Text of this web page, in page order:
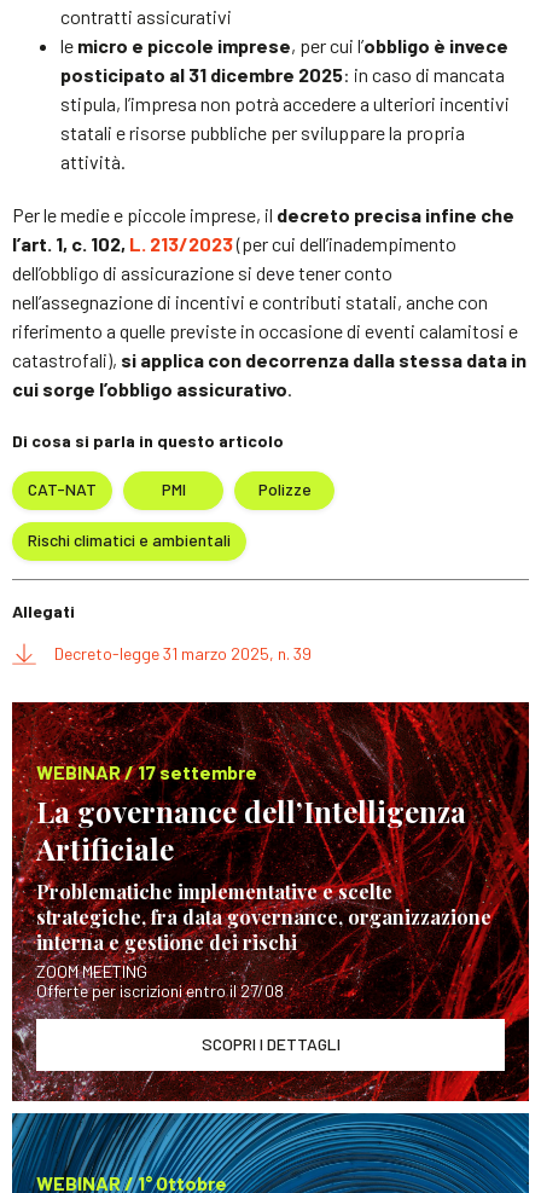
contratti assicurativi
le micro e piccole imprese, per cui l’obbligo è invece
posticipato al 31 dicembre 2025: in caso di mancata
stipula, l’impresa non potrà accedere a ulteriori incentivi
statali e risorse pubbliche per sviluppare la propria
attività.
Per le medie e piccole imprese, il decreto precisa infine che
l’art. 1, c. 102, L. 213/2023(per cui dell’inadempimento
dell’obbligo di assicurazione si deve tener conto
nell’assegnazione di incentivi e contributi statali, anche con
riferimento a quelle previste in occasione di eventi calamitosi e
catastrofali), si applica con decorrenza dalla stessa data in
cui sorge l’obbligo assicurativo.
Di cosa si parla in questo articolo
CAT-NAT PMI Polizze
Rischi climatici e ambientali
Allegati
Decreto-legge 31 marzo 2025, n. 39
WEBINAR / 17 settembre
La governance dell’Intelligenza
Artificiale
Problematiche implementative e scelte
strategiche, fra data governance, organizzazione
interna e gestione dei rischi
ZOOM MEETING
Offerte per iscrizioni entro il 27/08
SCOPRI I DETTAGLI
WEBINAR / 1° Ottobre